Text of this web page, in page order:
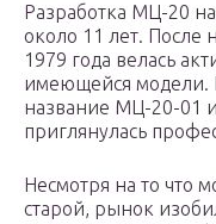
Разработка МЦ-20
около 11 лет. После
1979 года велась
имеющейся модели.
название МЦ-20-01
приглянулась
Несмотря на то что
старой, рынок